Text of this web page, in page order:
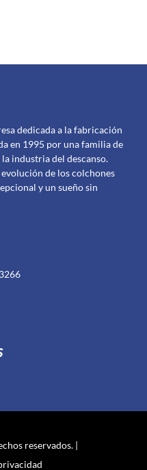
dedicada a la fabricación
en 1995 por una familia de
industria del descanso.
de los colchones
y un sueño sin
reservados. |